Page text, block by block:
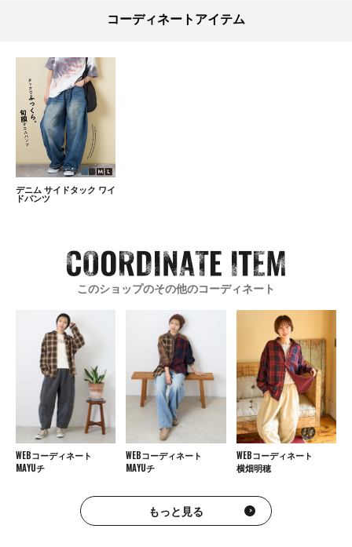
コーディネートアイテム
デニム サイドタック ワイ
ドパンツ
このショップのその他のコーディネート
WEBコーディネート
MAYUチ
WEBコーディネート
MAYUチ
WEBコーディネート
横畑明穂
もっと見る